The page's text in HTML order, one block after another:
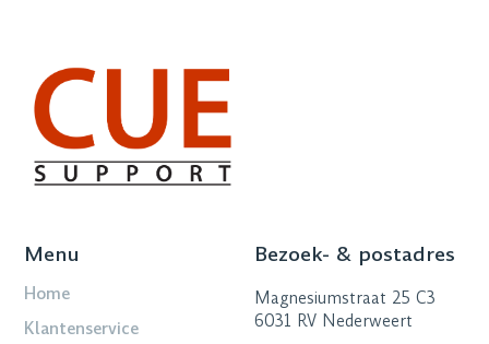
Menu
Home
Klantenservice
Bezoek- & postadres
Magnesiumstraat 25 C3
6031 RV Nederweert